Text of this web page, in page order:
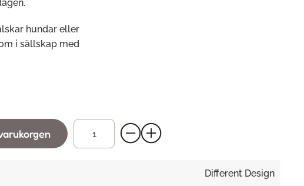
hundar eller
i sällskap med
Different Design